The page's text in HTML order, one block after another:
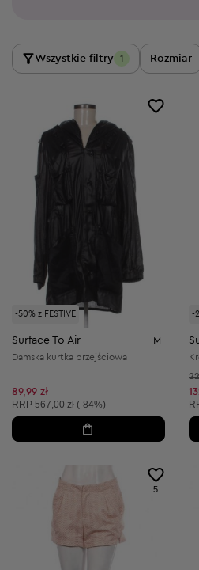
Wszystkie filtry 1 Rozmiar
-50% z FESTIVE
Surface To Air M
Damska kurtka przejściowa
89,99 zł
Cena sugerowana:
RRP 567,00 zł (-84%)
-
5